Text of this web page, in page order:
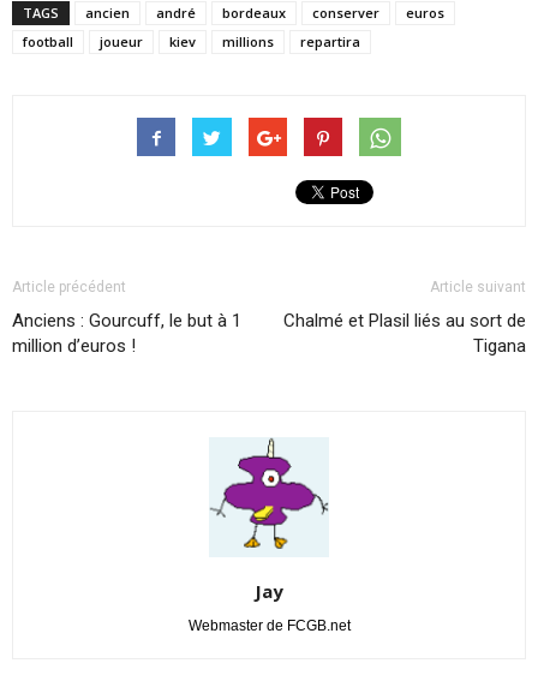
TAGS ancien andré bordeaux conserver
euros
football
joueur kiev millions repartira
Article précédent
Anciens : Gourcuff, le but à 1
million d’euros !
Article suivant
Chalmé et Plasil liés au sort de
Tigana
Jay
Webmaster de FCGB.net